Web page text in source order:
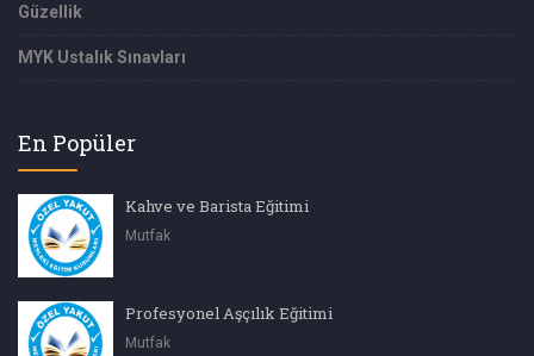
Güzellik
MYK Ustalık Sınavları
En Popüler
Kahve ve Barista Eğitimi
Mutfak
Profesyonel Aşçılık Eğitimi
Mutfak